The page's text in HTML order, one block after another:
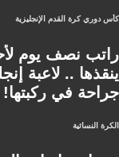
كأس دوري كرة القدم الإنجليزية
راتب نصف يوم
ينقذها .. لاعبة
جراحة في ركبتها!
الكرة النسائية